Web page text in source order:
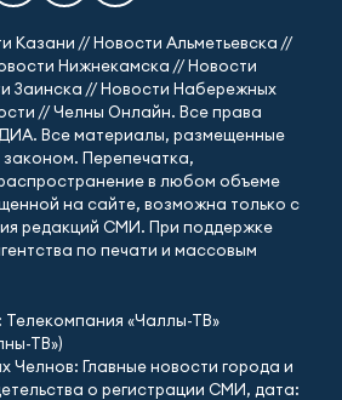
Казани // Новости Альметьевска //
Нижнекамска // Новости
Заинска // Новости Набережных
// Челны Онлайн. Все права
Все материалы, размещенные
Перепечатка,
в любом объеме
на сайте, возможна только с
редакций СМИ. При поддержке
по печати и массовым
«Чаллы-ТВ»
ТВ»)
Челнов: Главные новости города и
о регистрации СМИ, дата: